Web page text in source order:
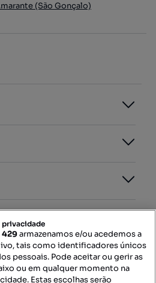
(São Gonçalo)
privacidade
429armazenamos e/ou acedemos a
tais como identificadores únicos
pessoais. Pode aceitar ou gerir as
ou em qualquer momento na
Estas escolhas serão